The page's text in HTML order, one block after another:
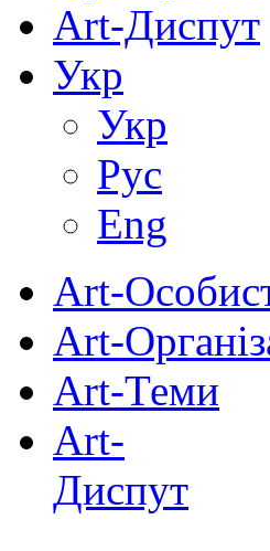
Art-Диспут
Укр
Укр
Рус
Eng
Art-
Art-
Art-Теми
Art-
Диспут